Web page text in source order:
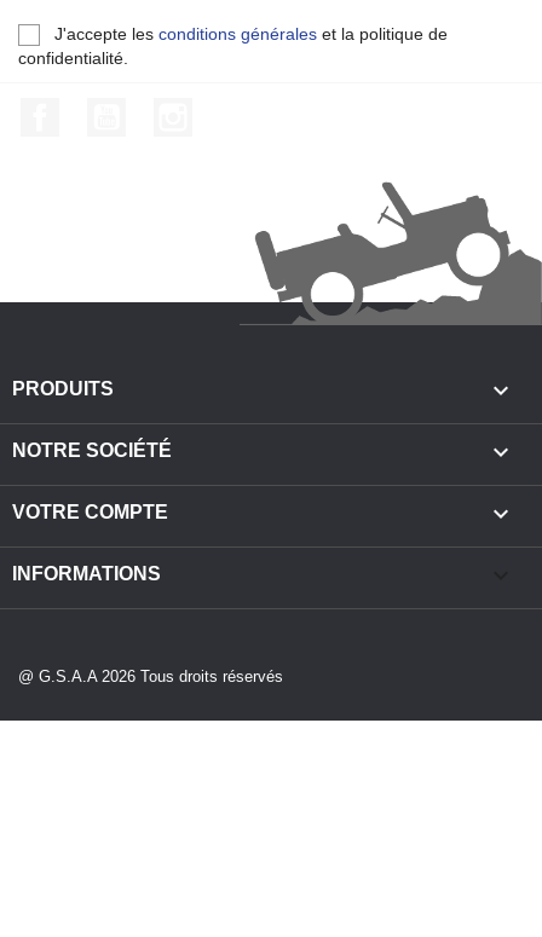
J'accepte les conditions générales et la politique de
confidentialité.
PRODUITS 
NOTRE SOCIÉTÉ 
VOTRE COMPTE 
INFORMATIONS
@ G.S.A.A 2026 Tous droits réservés